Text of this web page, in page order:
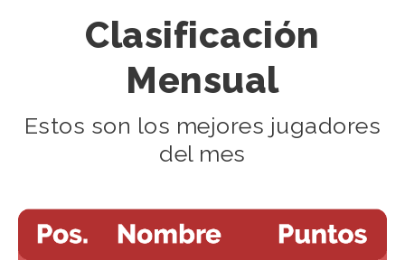
Clasificación
Mensual
Estos son los mejores jugadores
del mes